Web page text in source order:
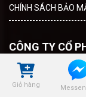
Giỏ hàng
CHÍNH SÁCH BẢO
CÔNG TY CỔ
Mã Số Doanh
Ngày cấp 19/5/